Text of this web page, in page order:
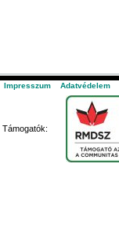
Impresszum Adatvédelem
Támogatók: